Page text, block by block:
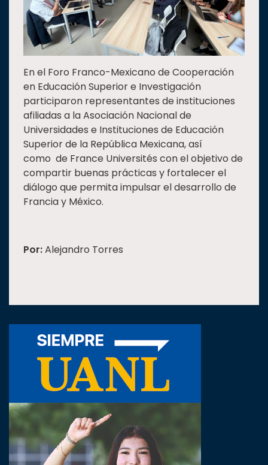
En el Foro Franco-Mexicano de Cooperación
en Educación Superior e Investigación
participaron representantes de instituciones
afiliadas a la Asociación Nacional de
Universidades e Instituciones de Educación
Superior de la República Mexicana, así
como de France Universités con el objetivo de
compartir buenas prácticas y fortalecer el
diálogo que permita impulsar el desarrollo de
Francia y México.
Por:Alejandro Torres